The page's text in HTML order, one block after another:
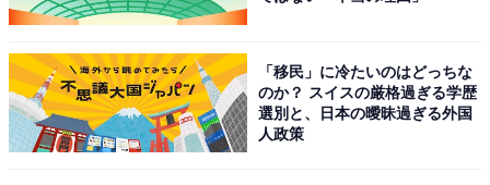
「移民」に冷たいのはどっちな
のか？ スイスの厳格過ぎる学歴
選別と、日本の曖昧過ぎる外国
人政策